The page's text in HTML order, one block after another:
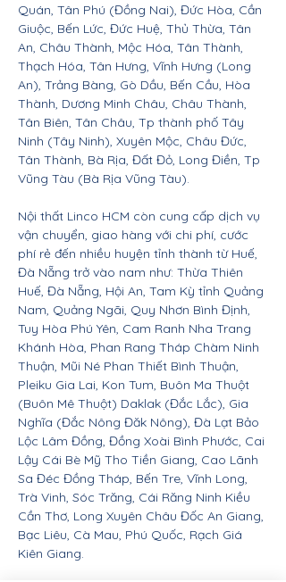
Quán, Tân Phú (Đồng Nai), Đức Hòa, Cần
Giuộc, Bến Lức, Đức Huệ, Thủ Thừa, Tân
An, Châu Thành, Mộc Hóa, Tân Thành,
Thạch Hóa, Tân Hưng, Vĩnh Hưng (Long
An), Trảng Bàng, Gò Dầu, Bến Cầu, Hòa
Thành, Dương Minh Châu, Châu Thành,
Tân Biên, Tân Châu, Tp thành phố Tây
Ninh (Tây Ninh), Xuyên Mộc, Châu Đức,
Tân Thành, Bà Rịa, Đất Đỏ, Long Điền, Tp
Vũng Tàu (Bà Rịa Vũng Tàu).
Nội thất Linco HCM còn cung cấp dịch vụ
vận chuyển, giao hàng với chi phí, cước
phí rẻ đến nhiều huyện tỉnh thành từ Huế,
Đà Nẵng trở vào nam như: Thừa Thiên
Huế, Đà Nẵng, Hội An, Tam Kỳ tỉnh Quảng
Nam, Quảng Ngãi, Quy Nhơn Bình Định,
Tuy Hòa Phú Yên, Cam Ranh Nha Trang
Khánh Hòa, Phan Rang Tháp Chàm Ninh
Thuận, Mũi Né Phan Thiết Bình Thuận,
Pleiku Gia Lai, Kon Tum, Buôn Ma Thuột
(Buôn Mê Thuột) Daklak (Đắc Lắc), Gia
Nghĩa (Đắc Nông Đăk Nông), Đà Lạt Bảo
Lộc Lâm Đồng, Đồng Xoài Bình Phước, Cai
Lậy Cái Bè Mỹ Tho Tiền Giang, Cao Lãnh
Sa Đéc Đồng Tháp, Bến Tre, Vĩnh Long,
Trà Vinh, Sóc Trăng, Cái Răng Ninh Kiều
Cần Thơ, Long Xuyên Châu Đốc An Giang,
Bạc Liêu, Cà Mau, Phú Quốc, Rạch Giá
Kiên Giang.